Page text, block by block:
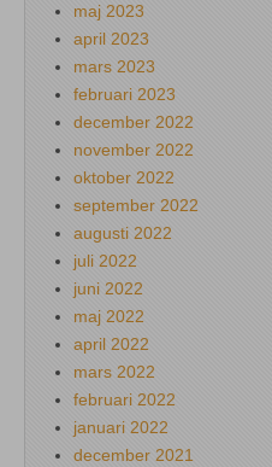
maj 2023
april 2023
mars 2023
februari 2023
december 2022
november 2022
oktober 2022
september 2022
augusti 2022
juli 2022
juni 2022
maj 2022
april 2022
mars 2022
februari 2022
januari 2022
december 2021